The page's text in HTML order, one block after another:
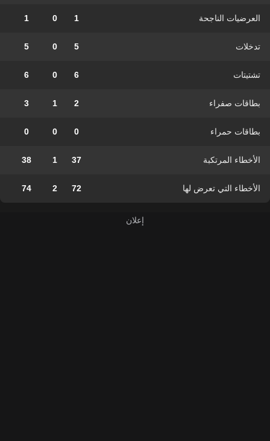
العرضيات الناجحة 1
0
1
تدخلات 5
0
5
تشتيتات 6
0
6
بطاقات صفراء 2
1
3
بطاقات حمراء 0
0
0
الأخطاء المرتكبة 37
1
38
الأخطاء التي تعرض لها 72
2
74